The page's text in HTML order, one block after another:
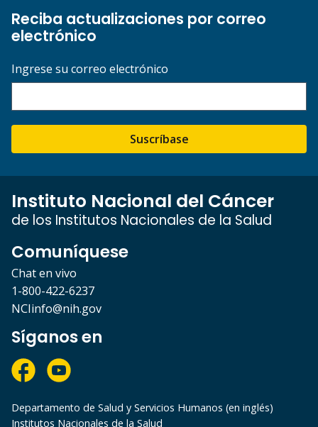
Reciba actualizaciones por correo
electrónico
Ingrese su correo electrónico
Suscríbase
Instituto Nacional del Cáncer
de los Institutos Nacionales de la Salud
Comuníquese
Chat en vivo
1-800-422-6237
NCIinfo@nih.gov
Síganos en
Departamento de Salud y Servicios Humanos (en inglés)
Institutos Nacionales de la Salud